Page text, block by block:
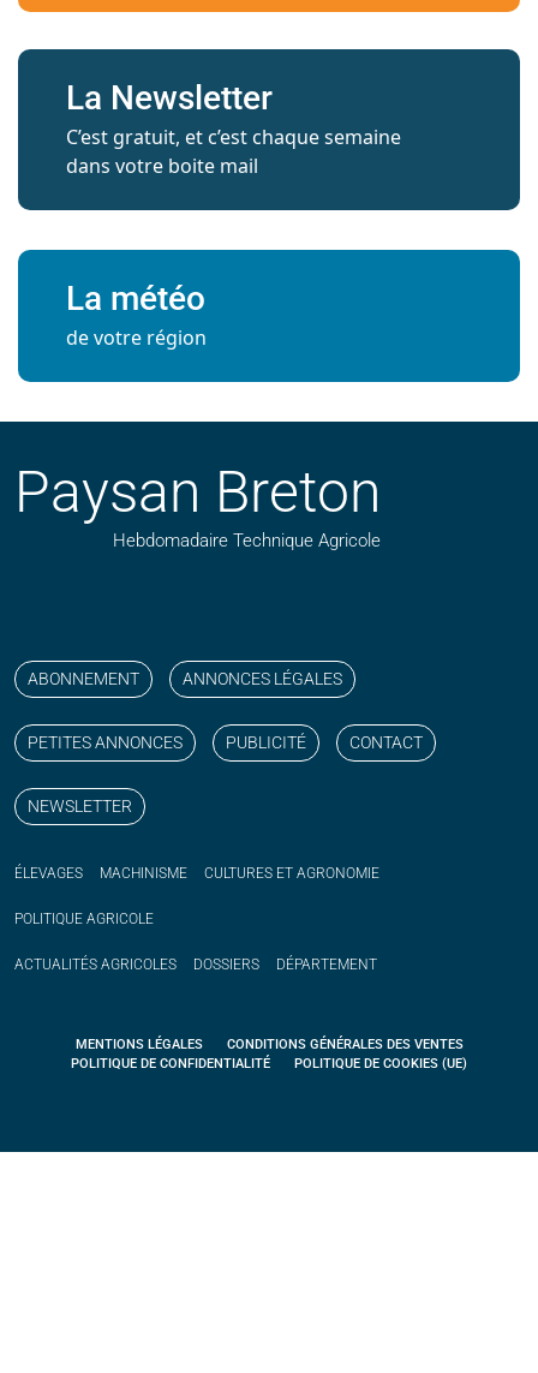
La Newsletter
C’est gratuit, et c’est chaque semaine
dans votre boite mail
La météo
de votre région
Paysan Breton
Hebdomadaire Technique Agricole
ABONNEMENT ANNONCES LÉGALES
PETITES ANNONCES PUBLICITÉ CONTACT
NEWSLETTER
ÉLEVAGES MACHINISME CULTURES ET AGRONOMIE
POLITIQUE AGRICOLE
ACTUALITÉS AGRICOLES DOSSIERS DÉPARTEMENT
MENTIONS LÉGALES
CONDITIONS GÉNÉRALES DES VENTES
POLITIQUE DE CONFIDENTIALITÉ
POLITIQUE DE COOKIES (UE)